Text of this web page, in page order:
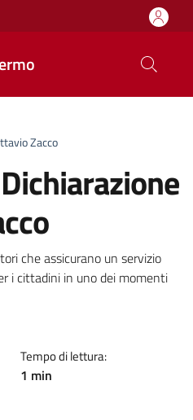
Zacco
che assicurano un servizio
i cittadini in uno dei momenti
Tempo di lettura:
1 min